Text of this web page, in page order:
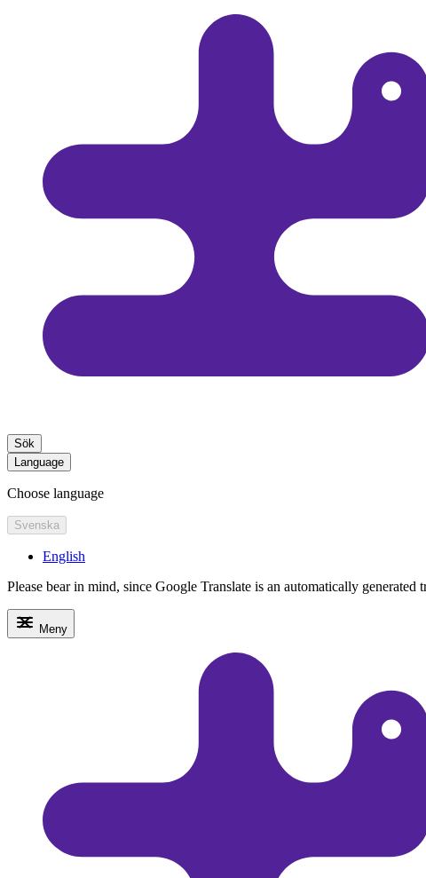
Sök
Language
Choose language
Svenska
English
Please bear in mind, since Google Translate is an automatically
Meny